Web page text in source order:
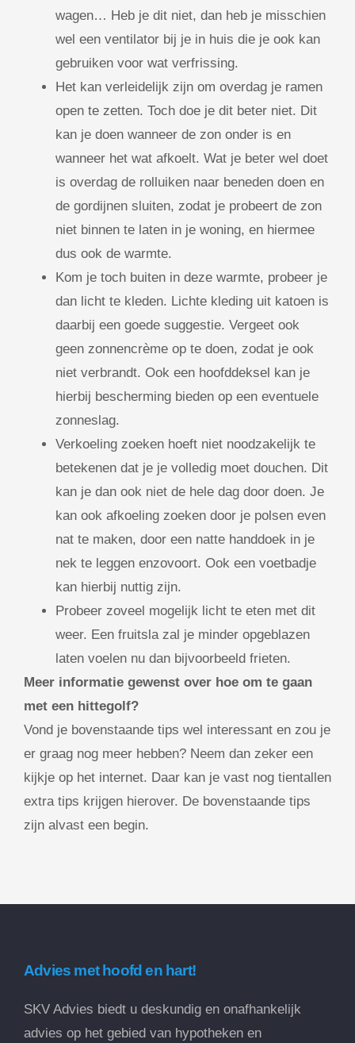
wagen… Heb je dit niet, dan heb je misschien
wel een ventilator bij je in huis die je ook kan
gebruiken voor wat verfrissing.
Het kan verleidelijk zijn om overdag je ramen
open te zetten. Toch doe je dit beter niet. Dit
kan je doen wanneer de zon onder is en
wanneer het wat afkoelt. Wat je beter wel doet
is overdag de rolluiken naar beneden doen en
de gordijnen sluiten, zodat je probeert de zon
niet binnen te laten in je woning, en hiermee
dus ook de warmte.
Kom je toch buiten in deze warmte, probeer je
dan licht te kleden. Lichte kleding uit katoen is
daarbij een goede suggestie. Vergeet ook
geen zonnencrème op te doen, zodat je ook
niet verbrandt. Ook een hoofddeksel kan je
hierbij bescherming bieden op een eventuele
zonneslag.
Verkoeling zoeken hoeft niet noodzakelijk te
betekenen dat je je volledig moet douchen. Dit
kan je dan ook niet de hele dag door doen. Je
kan ook afkoeling zoeken door je polsen even
nat te maken, door een natte handdoek in je
nek te leggen enzovoort. Ook een voetbadje
kan hierbij nuttig zijn.
Probeer zoveel mogelijk licht te eten met dit
weer. Een fruitsla zal je minder opgeblazen
laten voelen nu dan bijvoorbeeld frieten.
Meer informatie gewenst over hoe om te gaan
met een hittegolf?
Vond je bovenstaande tips wel interessant en zou je
er graag nog meer hebben? Neem dan zeker een
kijkje op het internet. Daar kan je vast nog tientallen
extra tips krijgen hierover. De bovenstaande tips
zijn alvast een begin.
Advies met hoofd en hart!
SKV Advies biedt u deskundig en onafhankelijk
advies op het gebied van hypotheken en